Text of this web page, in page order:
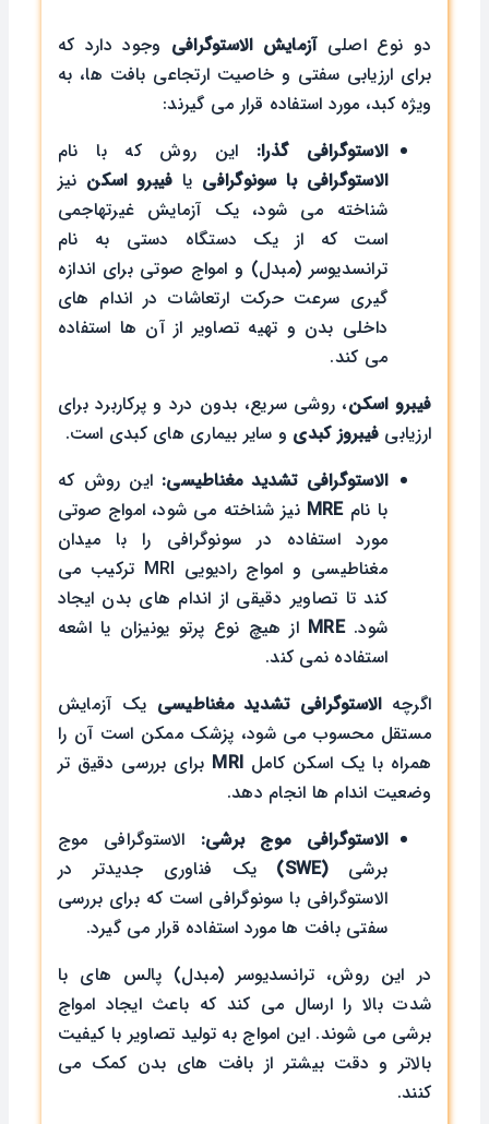
دو نوع اصلی آزمایش الاستوگرافیوجود دارد که
برای ارزیابی سفتی و خاصیت ارتجاعی بافت ها، به
ویژه کبد، مورد استفاده قرار می گیرند:
الاستوگرافی گذرا:این روش که با نام
الاستوگرافی با سونوگرافییافیبرو اسکننیز
شناخته می شود، یک آزمایش غیرتهاجمی
است که از یک دستگاه دستی به نام
ترانسدیوسر (مبدل) و امواج صوتی برای اندازه
گیری سرعت حرکت ارتعاشات در اندام های
داخلی بدن و تهیه تصاویر از آن ها استفاده
می کند.
فیبرو اسکن، روشی سریع، بدون درد و پرکاربرد برای
ارزیابیفیبروز کبدیو سایر بیماری های کبدی است.
الاستوگرافی تشدید مغناطیسی:این روش که
با نامMREنیز شناخته می شود، امواج صوتی
مورد استفاده در سونوگرافی را با میدان
مغناطیسی و امواج رادیویی MRI ترکیب می
کند تا تصاویر دقیقی از اندام های بدن ایجاد
شود.MREاز هیچ نوع پرتو یونیزان یا اشعه
استفاده نمی کند.
اگرچه الاستوگرافی تشدید مغناطیسییک آزمایش
مستقل محسوب می شود، پزشک ممکن است آن را
همراه با یک اسکن کاملMRI
برای بررسی دقیق تر
وضعیت اندام ها انجام دهد.
الاستوگرافی موج برشی:
الاستوگرافی موج
برشی
یک فناوری جدیدتر در
الاستوگرافی با سونوگرافی است که برای بررسی
سفتی بافت ها مورد استفاده قرار می گیرد.
در این روش، ترانسدیوسر (مبدل) پالس های با
شدت بالا را ارسال می کند که باعث ایجاد امواج
برشی می شوند. این امواج به تولید تصاویر با کیفیت
بالاتر و دقت بیشتر از بافت های بدن کمک می
کنند.